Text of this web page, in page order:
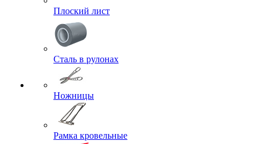
Плоский лист
Сталь в рулонах
Ножницы
Рамка кровельные